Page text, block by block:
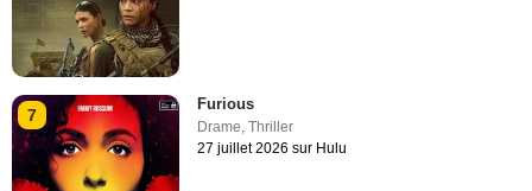
7
Furious
Drame,Thriller
27 juillet 2026 sur Hulu